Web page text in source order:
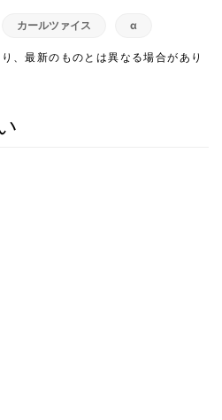
カールツァイス α
、最新のものとは異なる場合があり